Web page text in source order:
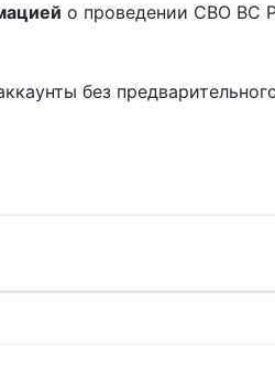
о проведении СВО ВС
без